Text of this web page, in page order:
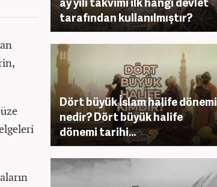
tarafından kullanılmıştır?
Dört büyük İslam halife dönemi
nedir? Dört büyük halife
dönemi tarihi...